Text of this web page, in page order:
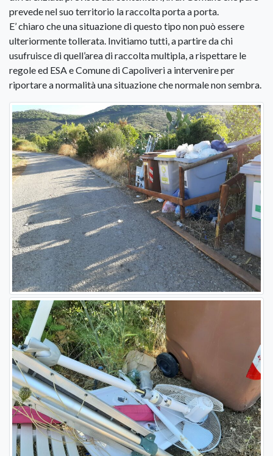
prevede nel suo territorio la raccolta porta a porta.
E’ chiaro che una situazione di questo tipo non può essere
ulteriormente tollerata. Invitiamo tutti, a partire da chi
usufruisce di quell’area di raccolta multipla, a rispettare le
regole ed ESA e Comune di Capoliveri a intervenire per
riportare a normalità una situazione che normale non sembra.